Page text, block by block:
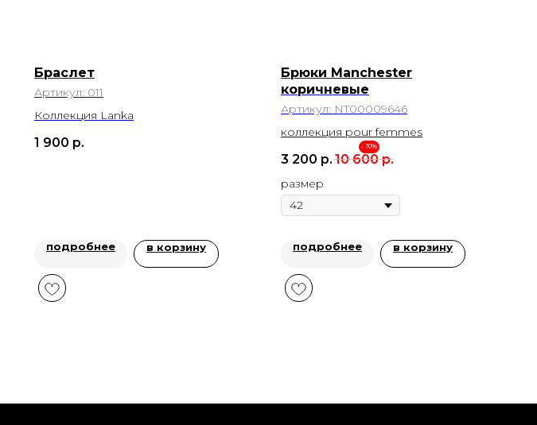
Браслет
Артикул: 011
Коллекция Lanka
1 900 р.
подробнее в корзину
Брюки Manchester
коричневые
Артикул: NT00009646
коллекция pour femmes
3 200 р.
- 70%
10 600 р.
размер
подробнее в корзину